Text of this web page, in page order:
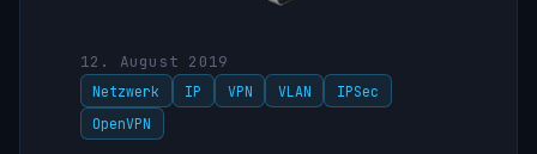
12. August 2019
Netzwerk IP VPN VLAN
IPSec
OpenVPN